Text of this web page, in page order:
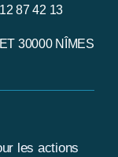
87 42 13
30000 NÎMES
les actions